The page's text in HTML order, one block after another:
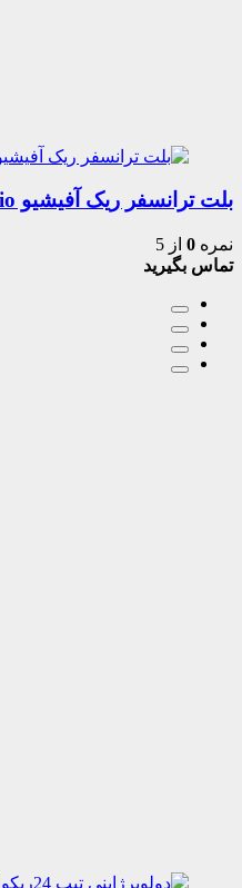
بلت ترانسفر ریک آفیشیو Richo Aficio
نمره 0 از 5
تماس بگیرید